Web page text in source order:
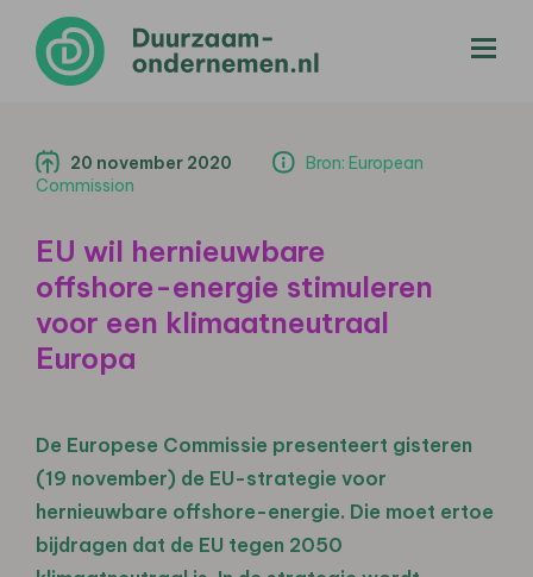
20 november 2020
Bron: European
Commission
EU wil hernieuwbare
offshore-energie stimuleren
voor een klimaatneutraal
Europa
De Europese Commissie presenteert gisteren
(19 november) de EU-strategie voor
hernieuwbare offshore-energie. Die moet ertoe
bijdragen dat de EU tegen 2050